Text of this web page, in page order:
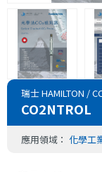
瑞士 HAMILTON /
CO2NTROL
應用領域： 化學工